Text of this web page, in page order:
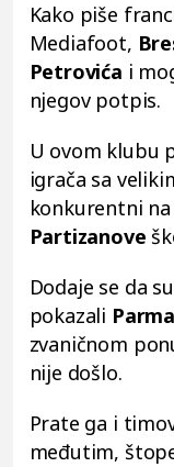
Kako piše
Mediafoot,
Petrovića i
njegov potpis.
U ovom klubu
igrača sa
konkurentni
Partizanove
Dodaje se da
pokazali Parma
zvaničnom
nije došlo.
Prate ga i
međutim,